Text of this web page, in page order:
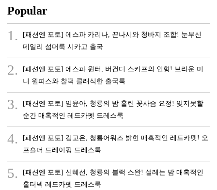
Popular
1.
[패션엔 포토] 에스파 카리나, 끈나시와 청바지 조합! 눈부신
데일리 섬머룩 시카고 출국
2.
[패션엔 포토] 에스파 윈터, 버건디 스카프의 인형! 브라운 미
니 원피스와 찰떡 클래식한 출국룩
3.
[패션엔 포토] 임윤아, 청룡의 밤 홀린 꽃사슴 요정! 잊지못할
순간 매혹적인 레드카펫 드레스룩
4.
[패션엔 포토] 김고은, 청룡어워즈 밝힌 매혹적인 레드카펫! 오
프숄더 드레이핑 드레스룩
5.
[패션엔 포토] 신혜선, 청룡의 블랙 스완! 설레는 밤 매혹적인
홀터넥 레드카펫 드레스룩